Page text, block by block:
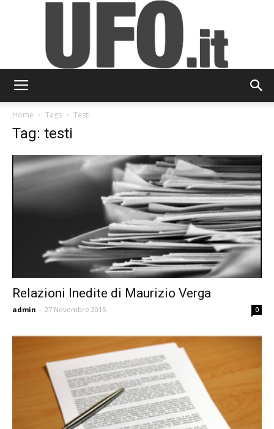
Home Tags Testi
Tag: testi
Relazioni Inedite di Maurizio Verga
admin - 27 Novembre 2015 0